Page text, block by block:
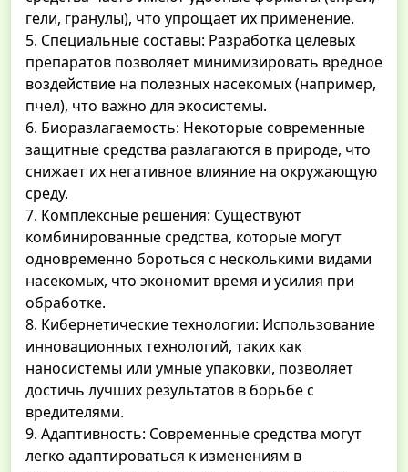
гели, гранулы), что упрощает их применение.
5. Специальные составы: Разработка целевых
препаратов позволяет минимизировать вредное
воздействие на полезных насекомых (например,
пчел), что важно для экосистемы.
6. Биоразлагаемость: Некоторые современные
защитные средства разлагаются в природе, что
снижает их негативное влияние на окружающую
среду.
7. Комплексные решения: Существуют
комбинированные средства, которые могут
одновременно бороться с несколькими видами
насекомых, что экономит время и усилия при
обработке.
8. Кибернетические технологии: Использование
инновационных технологий, таких как
наносистемы или умные упаковки, позволяет
достичь лучших результатов в борьбе с
вредителями.
9. Адаптивность: Современные средства могут
легко адаптироваться к изменениям в